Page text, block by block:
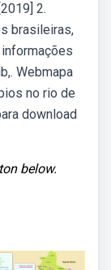
2.
brasileiras,
Webmapa
no rio de
download
below.